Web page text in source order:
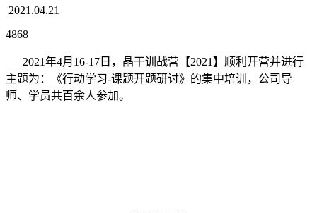
2021.04.21
4868
2021年4月16-17日，晶干训战营【2021】顺利开营并进行
主题为：《行动学习-课题开题研讨》的集中培训，公司导
师、学员共百余人参加。